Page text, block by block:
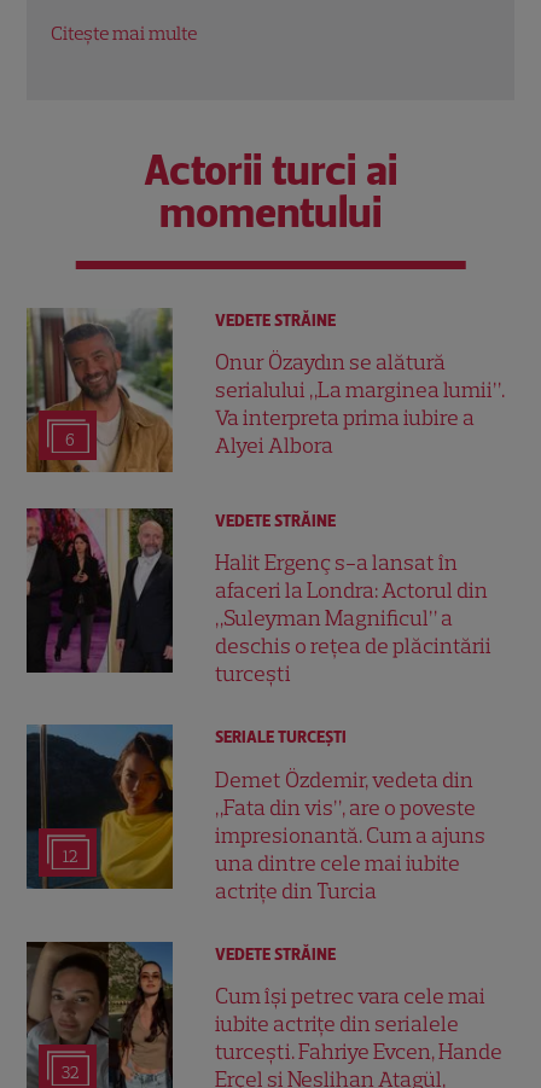
Actorii turci ai
momentului
6
VEDETE STRĂINE
Onur Özaydın se alătură
serialului „La marginea lumii”.
Va interpreta prima iubire a
Alyei Albora
VEDETE STRĂINE
Halit Ergenç s-a lansat în
afaceri la Londra: Actorul din
„Suleyman Magnificul” a
deschis o rețea de plăcintării
turcești
12
SERIALE TURCEŞTI
Demet Özdemir, vedeta din
„Fata din vis”, are o poveste
impresionantă. Cum a ajuns
una dintre cele mai iubite
actrițe din Turcia
32
VEDETE STRĂINE
Cum își petrec vara cele mai
iubite actrițe din serialele
turcești. Fahriye Evcen, Hande
Erçel și Neslihan Atagül,